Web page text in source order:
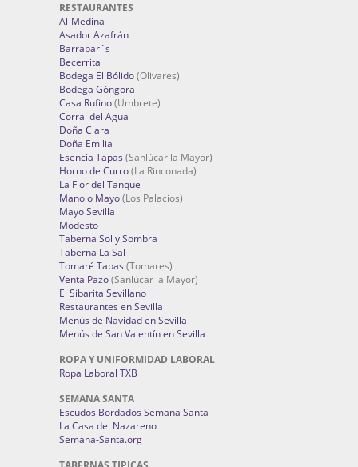
RESTAURANTES
Al-Medina
Asador Azafrán
Barrabar´s
Becerrita
Bodega El Bólido(Olivares)
Bodega Góngora
Casa Rufino(Umbrete)
Corral del Agua
Doña Clara
Doña Emilia
Esencia Tapas (Sanlúcar la Mayor)
Horno de Curro(La Rinconada)
La Flor del Tanque
Manolo Mayo(Los Palacios)
Mayo Sevilla
Modesto
Taberna Sol y Sombra
Taberna La Sal
Tomaré Tapas (Tomares)
Venta Pazo(Sanlúcar la Mayor)
El Sibarita Sevillano
Restaurantes en Sevilla
Menús de Navidad en Sevilla
Menús de San Valentín en Sevilla
ROPA Y UNIFORMIDAD LABORAL
Ropa Laboral TXB
SEMANA SANTA
Escudos Bordados Semana Santa
La Casa del Nazareno
Semana-Santa.org